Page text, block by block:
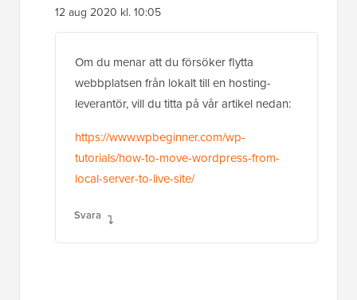
12 aug 2020 kl. 10:05
Om du menar att du försöker flytta
webbplatsen från lokalt till en hosting-
leverantör, vill du titta på vår artikel nedan:
https://www.wpbeginner.com/wp-
tutorials/how-to-move-wordpress-from-
local-server-to-live-site/
Svara